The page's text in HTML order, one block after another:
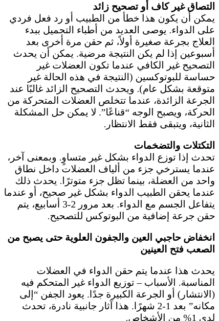
التصاق غير كاف أو تصحيح زائد
يمكن أن يكون هذا خطأ من الطبيب أو رد فعل فردي
على الدواء. يوصى العديد من أطباء التجميل ببدء
العلاج بجرعة صغيرة أولاً، ثم حقن مرة أخرى بعد
أسبوعين إذا لم يكن النتيجة مرضية. يمكن أن يحدث
التصحيح غير الكافي عندما تكون العضلات غير
حساسة للبوتوكسين (النتيجة في هذه الحالة غير
متوقعة بشكل عام). ويحدث التصحيح الزائد غالبًا عند
الجرعة الزائدة، عندما تتخلص العضلات المتحركة من
الحركة، ويصبح الوجه “قناعًا”. لا يمكن حل المشكلة
الثانية، ويتبقى فقط الانتظار.
التكتلات والتضخمات
تحدث إذا توزع الدواء بشكل غير متساوٍ. وبمعنى آخر،
عندما يسترخي جزء من ألياف العضلات داخل نطاق
واحد من العضلة، بينما تظل جزء متوترًا. يحدث ذلك
عندما يحقن الطبيب الدواء بشكل غير صحيح، أو عندما
يتفاعل الجسم مع الدواء. بعد مرور 2-3 أسابيع، يتم
حقن جرعة إضافية من البوتوكس للتصحيح.
انخفاض حاجبي العين والجفون العلوية حتى يصبح من
الصعب فتح العينين
يحدث هذا عندما يتم حقن الدواء في العضلات
المناسبة. الأسباب – توزيع الدواء غير المتحكم فيه
(الانتشار) أو الجرعة الكبيرة جدًا. يعود الجفن “إلى
مكانه” بعد 1-2 شهرًا. هذا آثار جانبية نادرة، تحدث
لدى 1% من الأشخاص.